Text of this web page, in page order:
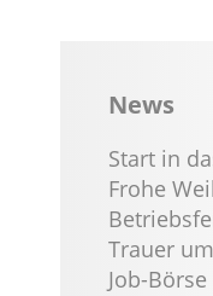
News
Start in
Frohe
Trauer
Job-Börse